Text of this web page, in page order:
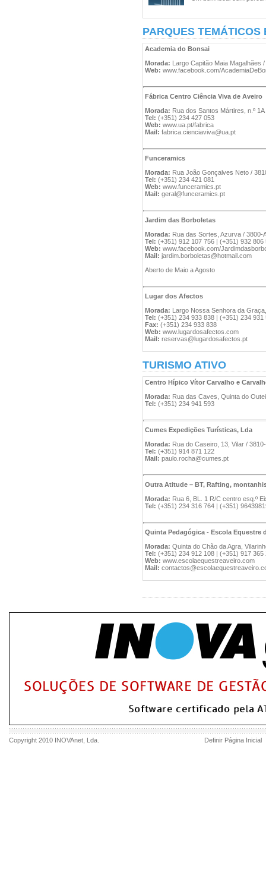
PARQUES TEMÁTICOS
Academia do Bonsai
Morada: Largo Capitão Maia Magalhães
Web: www.facebook.com/
Fábrica Centro Ciência Viva de Aveiro
Morada: Rua dos Santos Mártires, n.º
Tel: (+351) 234 427 053
Web: www.ua.pt/fabrica
Mail: fabrica.cienciaviva@ua.pt
Funceramics
Morada: Rua João Gonçalves Neto /
Tel: (+351) 234 421 081
Web: www.funceramics.pt
Mail: geral@funceramics.pt
Jardim das Borboletas
Morada: Rua das Sortes, Azurva / 3800-
Tel: (+351) 912 107 756 | (+351) 932 806
Web: www.facebook.com/
Mail: jardim.borboletas@hotmail.com
Aberto de Maio a Agosto
Lugar dos Afectos
Morada: Largo Nossa Senhora da
Tel: (+351) 234 933 838 | (+351) 234 931
Fax: (+351) 234 933 838
Web: www.lugardosafectos.com
Mail: reservas@lugardosafectos.pt
TURISMO ATIVO
Centro Hípico Vítor Carvalho e
Morada: Rua das Caves, Quinta do
Tel: (+351) 234 941 593
Cumes Expedições Turísticas, Lda
Morada: Rua do Caseiro, 13, Vilar /
Tel: (+351) 914 871 122
Mail: paulo.rocha@cumes.pt
Outra Atitude – BT, Rafting,
Morada: Rua 6, BL. 1 R/C centro esq.º
Tel: (+351) 234 316 764 | (+351)
Quinta Pedagógica - Escola Equestre
Morada: Quinta do Chão da Agra,
Tel: (+351) 234 912 108 | (+351) 917 365
Web: www.escolaequestreaveiro.com
Mail:
Copyright 2010 INOVAnet , Lda. Definir Página Inicial